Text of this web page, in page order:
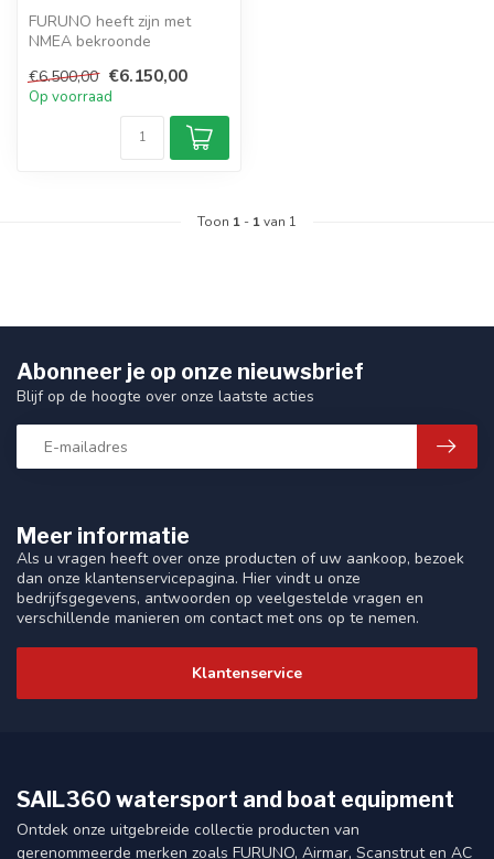
FURUNO heeft zijn met
NMEA bekroonde
volgende niveau g...
€6.500,00 €6.150,00
Op voorraad
Toon 1 - 1van 1
Meer informatie
Als u vragen heeft over onze producten of uw aankoop, bezoek
dan onze klantenservicepagina. Hier vindt u onze
bedrijfsgegevens, antwoorden op veelgestelde vragen en
verschillende manieren om contact met ons op te nemen.
Klantenservice
Abonneer je op onze nieuwsbrief
Blijf op de hoogte over onze laatste acties
SAIL360 watersport and boat equipment
Ontdek onze uitgebreide collectie producten van
gerenommeerde merken zoals FURUNO, Airmar, Scanstrut en AC